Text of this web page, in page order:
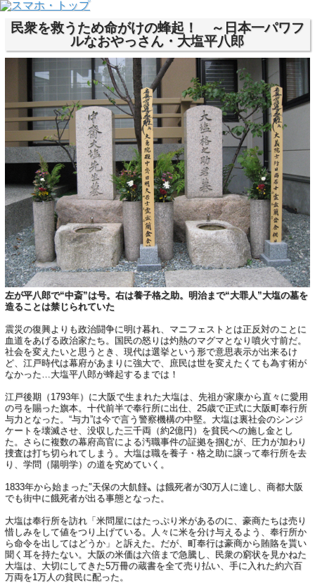
民衆を救うため命がけの蜂起！ ～日本一パワフ
ルなおやっさん・大塩平八郎
左が平八郎で“中斎”は号。右は養子格之助。明治まで“大罪人”大塩の墓を
造ることは禁じられていた
震災の復興よりも政治闘争に明け暮れ、マニフェストとは正反対のことに
血道をあげる政治家たち。国民の怒りは灼熱のマグマとなり噴火寸前だ。
社会を変えたいと思うとき、現代は選挙という形で意思表示が出来るけ
ど、江戸時代は幕府があまりに強大で、庶民は世を変えたくても為す術が
なかった…大塩平八郎が蜂起するまでは！
江戸後期（1793年）に大阪で生まれた大塩は、先祖が家康から直々に愛用
の弓を賜った旗本。十代前半で奉行所に出仕、25歳で正式に大阪町奉行所
与力となった。“与力”は今で言う警察機構の中堅。大塩は裏社会のシンジ
ケートを壊滅させ、没収した三千両（約2億円）を貧民への施し金とし
た。さらに複数の幕府高官による汚職事件の証拠を掴むが、圧力が加わり
捜査は打ち切られてしまう。大塩は職を養子・格之助に譲って奉行所を去
り、学問（陽明学）の道を究めていく。
1833年から始まった″天保の大飢饉〟は餓死者が30万人に達し、商都大阪
でも街中に餓死者が出る事態となった。
大塩は奉行所を訪れ「米問屋にはたっぷり米があるのに、豪商たちは売り
惜しみをして値をつり上げている。人々に米を分け与えるよう、奉行所か
ら命令を出してはどうか」と訴えた。だが、町奉行は豪商から賄賂を貰い
聞く耳を持たない。大阪の米価は六倍まで急騰し、民衆の窮状を見かねた
大塩は、大切にしてきた5万冊の蔵書を全て売り払い、手に入れた約六百
万両を1万人の貧民に配った。